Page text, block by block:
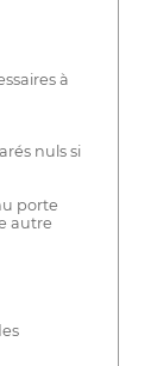
à
nuls si
porte
autre